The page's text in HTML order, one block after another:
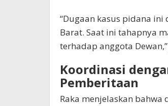
“Dugaan kasus pidana
Barat. Saat ini tahapnya
terhadap anggota
Koordinasi
Pemberitaan
Raka menjelaskan bahwa